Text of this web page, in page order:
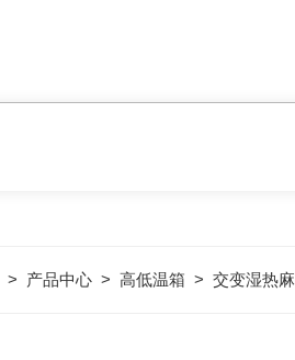
> 产品中心 > 高低温箱 > 交变湿热